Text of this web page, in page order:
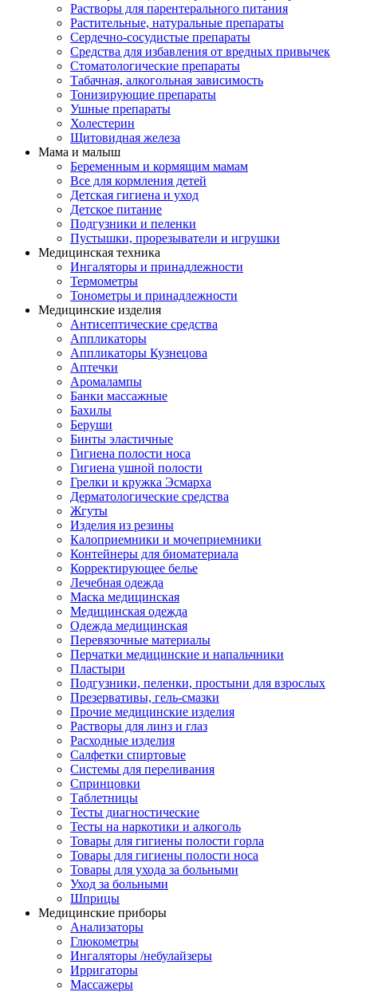
Растворы для парентерального питания
Растительные, натуральные препараты
Сердечно-сосудистые препараты
Средства для избавления от вредных привычек
Стоматологические препараты
Табачная, алкогольная зависимость
Тонизирующие препараты
Ушные препараты
Холестерин
Щитовидная железа
Мама и малыш
Беременным и кормящим мамам
Все для кормления детей
Детская гигиена и уход
Детское питание
Подгузники и пеленки
Пустышки, прорезыватели и игрушки
Медицинская техника
Ингаляторы и принадлежности
Термометры
Тонометры и принадлежности
Медицинские изделия
Антисептические средства
Аппликаторы
Аппликаторы Кузнецова
Аптечки
Аромалампы
Банки массажные
Бахилы
Беруши
Бинты эластичные
Гигиена полости носа
Гигиена ушной полости
Грелки и кружка Эсмарха
Дерматологические средства
Жгуты
Изделия из резины
Калоприемники и мочеприемники
Контейнеры для биоматериала
Корректирующее белье
Лечебная одежда
Маска медицинская
Медицинская одежда
Одежда медицинская
Перевязочные материалы
Перчатки медицинские и напальчники
Пластыри
Подгузники, пеленки, простыни для взрослых
Презервативы, гель-смазки
Прочие медицинские изделия
Растворы для линз и глаз
Расходные изделия
Салфетки спиртовые
Системы для переливания
Спринцовки
Таблетницы
Тесты диагностические
Тесты на наркотики и алкоголь
Товары для гигиены полости горла
Товары для гигиены полости носа
Товары для ухода за больными
Уход за больными
Шприцы
Медицинские приборы
Анализаторы
Глюкометры
Ингаляторы /небулайзеры
Ирригаторы
Массажеры